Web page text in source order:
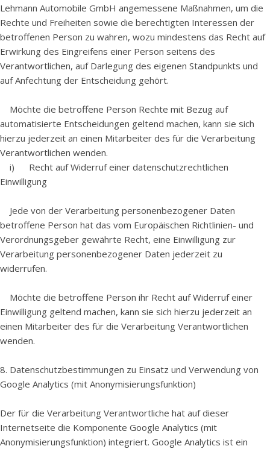
Lehmann Automobile GmbH angemessene Maßnahmen, um die
Rechte und Freiheiten sowie die berechtigten Interessen der
betroffenen Person zu wahren, wozu mindestens das Recht auf
Erwirkung des Eingreifens einer Person seitens des
Verantwortlichen, auf Darlegung des eigenen Standpunkts und
auf Anfechtung der Entscheidung gehört.
Möchte die betroffene Person Rechte mit Bezug auf
automatisierte Entscheidungen geltend machen, kann sie sich
hierzu jederzeit an einen Mitarbeiter des für die Verarbeitung
Verantwortlichen wenden.
i) Recht auf Widerruf einer datenschutzrechtlichen
Einwilligung
Jede von der Verarbeitung personenbezogener Daten
betroffene Person hat das vom Europäischen Richtlinien- und
Verordnungsgeber gewährte Recht, eine Einwilligung zur
Verarbeitung personenbezogener Daten jederzeit zu
widerrufen.
Möchte die betroffene Person ihr Recht auf Widerruf einer
Einwilligung geltend machen, kann sie sich hierzu jederzeit an
einen Mitarbeiter des für die Verarbeitung Verantwortlichen
wenden.
8. Datenschutzbestimmungen zu Einsatz und Verwendung von
Google Analytics (mit Anonymisierungsfunktion)
Der für die Verarbeitung Verantwortliche hat auf dieser
Internetseite die Komponente Google Analytics (mit
Anonymisierungsfunktion) integriert. Google Analytics ist ein